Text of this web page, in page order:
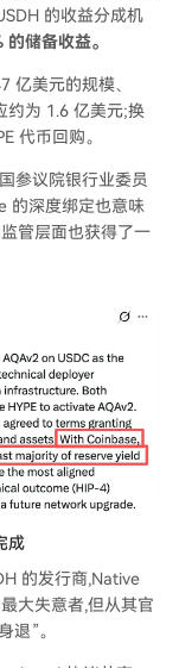
的收益分成机
储备收益。
亿美元的规模、
约为 1.6 亿美元;换
代币回购。
参议院银行业委员
的深度绑定也意味
管层面也获得了一
成
的发行商,Native
大失意者,但从其官
退”。